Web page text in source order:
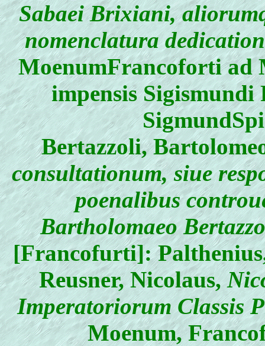
Sabaei Brixiani,
nomenclatura
MoenumFrancoforti ad
impensis Sigismundi
Bertazzoli,
consultationum, siue
poenalibus
Bartholomaeo
[Francofurti]:
Reusner, Nicolaus,
Imperatoriorum Classis
Moenum,